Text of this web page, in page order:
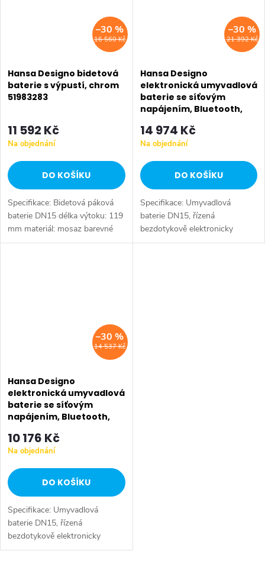
16 560 Kč
–30 %
Hansa Designo bidetová
baterie s výpustí, chrom
51983283
11 592 Kč
Na objednání
DO KOŠÍKU
Specifikace: Bidetová páková
baterie DN15 délka výtoku: 119
mm materiál: mosaz barevné
provedení: chrom
21 392 Kč
–30 %
Hansa Designo
elektronická umyvadlová
baterie se síťovým
napájením, Bluetooth,
14 974 Kč
Na objednání
DO KOŠÍKU
Specifikace: Umyvadlová
baterie DN15, řízená
bezdotykově elektronicky
výška: 196 mm délka výtoku:
14 537 Kč
–30 %
Hansa Designo
elektronická umyvadlová
baterie se síťovým
napájením, Bluetooth,
10 176 Kč
Na objednání
DO KOŠÍKU
Specifikace: Umyvadlová
baterie DN15, řízená
bezdotykově elektronicky
výška: 139 mm délka výtoku: